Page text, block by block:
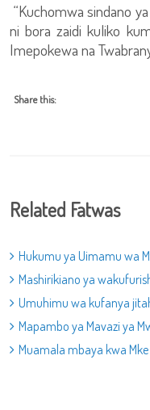
“Kuchomwa sindano
ni bora zaidi kuliko
Imepokewa na
Share this:
Related Fatwas
Hukumu ya Uimamu wa
Mashirikiano ya
Umuhimu wa kufanya
Mapambo ya Mavazi ya
Muamala mbaya kwa Mke